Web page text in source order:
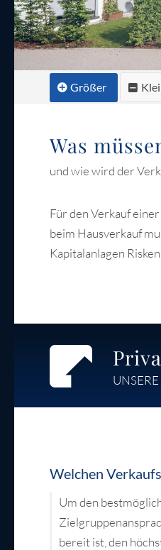
Größer
Was
und wie wird der
Für den Verkauf
beim Hausverkauf
Kapitalanlagen
Welchen
Um den
bereit ist, den